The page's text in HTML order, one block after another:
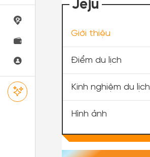
Jeju
Giới thiệu
Điểm du lịch
Kinh nghiệm du lịch
Hình ảnh